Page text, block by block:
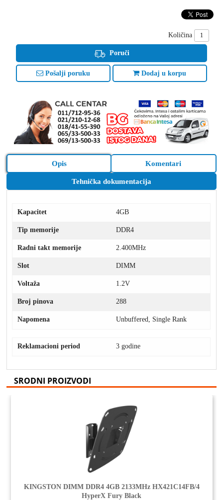
Količina
Poruči
Pošalji poruku Dodaj u korpu
Opis
Tehnička dokumentacija
Komentari
Kapacitet 4GB
Tip memorije DDR4
Radni takt memorije 2.400MHz
Slot DIMM
Voltaža 1.2V
Broj pinova 288
Napomena Unbuffered, Single Rank
Reklamacioni period 3 godine
SRODNI PROIZVODI
KINGSTON DIMM DDR4 4GB 2133MHz HX421C14FB/4
HyperX Fury Black